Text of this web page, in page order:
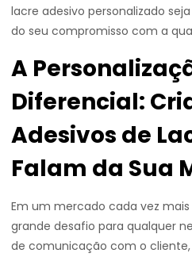
lacre adesivo personalizado
do seu compromisso com a
A
Diferencial:
Adesivos de
Falam da Sua
Em um mercado cada vez
grande desafio para qualquer
de comunicação com o